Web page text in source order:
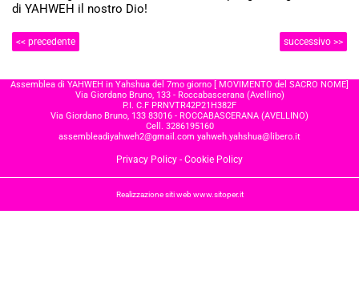
di YAHWEH il nostro Dio!
<< precedente successivo >>
Assemblea di YAHWEH in Yahshua del 7mo giorno [ MOVIMENTO del SACRO NOME]
Via Giordano Bruno, 133 - Roccabascerana (Avellino)
P.I. C.F PRNVTR42P21H382F
Via Giordano Bruno, 133 83016 - ROCCABASCERANA (AVELLINO)
Cell. 3286195160
assembleadiyahweh2@gmail.com yahweh.yahshua@libero.it
Privacy Policy - Cookie Policy
Realizzazione siti web www.sitoper.it